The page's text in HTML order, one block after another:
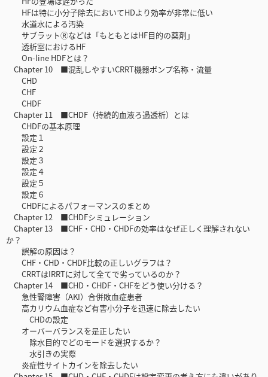
HFは特に小分子除去においてHDより効率が非常に低い
水道水による汚染
サブラットⓇなどは「もともとはHF目的の薬剤」
透析室におけるHF
On-line HDFとは？
Chapter 10 ■混乱しやすいCRRT機器ポンプ名称・流量
CHD
CHF
CHDF
Chapter 11 ■CHDF（持続的血液ろ過透析）とは
CHDFの基本原理
設定１
設定２
設定３
設定４
設定５
設定６
CHDFによるパフォーマンスのまとめ
Chapter 12 ■CHDFシミュレーション
Chapter 13 ■CHF・CHD・CHDFの効率はなぜ正しく理解されない
か？
誤解の原因は？
CHF・CHD・CHDF比較の正しいグラフは？
CRRTはIRRTに対して全てで劣っているのか？
Chapter 14 ■CHD・CHDF・CHFをどう使い分ける？
急性腎障害（AKI）合併敗血症患者
高カリウム血症など有害小分子を迅速に除去したい
CHDの設定
オーバーバランスを是正したい
除水目的でどのモードを選択するか？
水引きの実際
炎症性サイトカインを除去したい